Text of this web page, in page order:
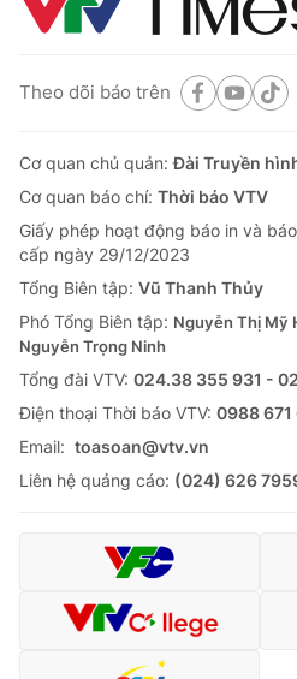
Theo dõi báo trên
Cơ quan chủ quản:Đài Truyền
Cơ quan báo chí: Thời báo VTV
Giấy phép hoạt động báo in và
cấp ngày 29/12/2023
Tổng Biên tập: Vũ Thanh Thủy
Phó Tổng Biên tập: Nguyễn Thị Mỹ
Nguyễn Trọng Ninh
Tổng đài VTV: 024.38 355 931 -
Ðiện thoại Thời báo VTV: 0988 671
Email: toasoan@vtv.vn
Liên hệ quảng cáo: (024) 626